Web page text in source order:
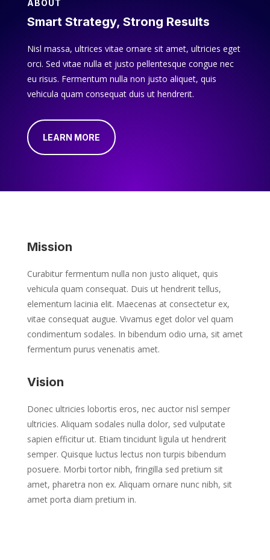
ABOUT
Smart Strategy, Strong Results
Nisl massa, ultrices vitae ornare sit amet, ultricies eget
orci. Sed vitae nulla et justo pellentesque congue nec
eu risus. Fermentum nulla non justo aliquet, quis
vehicula quam consequat duis ut hendrerit.
LEARN MORE
Mission
Curabitur fermentum nulla non justo aliquet, quis
vehicula quam consequat. Duis ut hendrerit tellus,
elementum lacinia elit. Maecenas at consectetur ex,
vitae consequat augue. Vivamus eget dolor vel quam
condimentum sodales. In bibendum odio urna, sit amet
fermentum purus venenatis amet.
Vision
Donec ultricies lobortis eros, nec auctor nisl semper
ultricies. Aliquam sodales nulla dolor, sed vulputate
sapien efficitur ut. Etiam tincidunt ligula ut hendrerit
semper. Quisque luctus lectus non turpis bibendum
posuere. Morbi tortor nibh, fringilla sed pretium sit
amet, pharetra non ex. Aliquam ornare nunc nibh, sit
amet porta diam pretium in.